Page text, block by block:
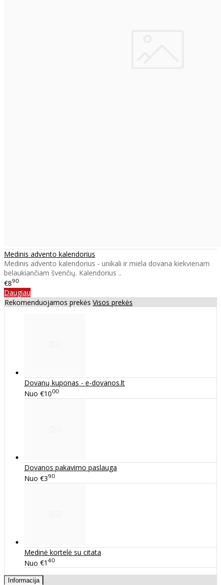
Medinis advento kalendorius
Medinis advento kalendorius - unikali ir miela dovana kiekvienam
belaukiančiam švenčių. Kalendorius ..
€890
Daugiau
Rekomenduojamos prekės Visos prekės
Dovanų kuponas - e-dovanos.lt
Nuo €1000
Dovanos pakavimo paslauga
Nuo €390
Medinė kortelė su citata
Nuo €1 40
Informacija